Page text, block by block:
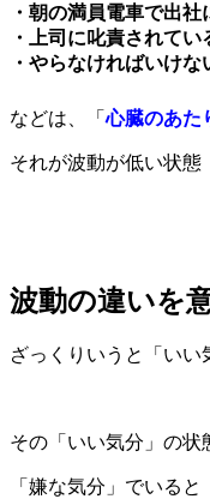
・朝の満員電車で出
・上司に叱責されてい
・やらなければいけ
などは、「心臓のあた
それが波動が低い状態
波動の違いを
ざっくりいうと「 いい
その「いい気分」の状
「嫌な気分」でいる